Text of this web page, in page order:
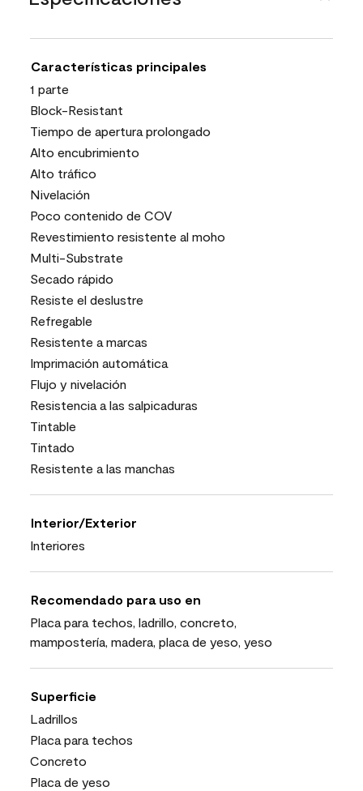
Características principales
1 parte
Block-Resistant
Tiempo de apertura prolongado
Alto encubrimiento
Alto tráfico
Nivelación
Poco contenido de COV
Revestimiento resistente al moho
Multi-Substrate
Secado rápido
Resiste el deslustre
Refregable
Resistente a marcas
Imprimación automática
Flujo y nivelación
Resistencia a las salpicaduras
Tintable
Tintado
Resistente a las manchas
Interior/Exterior
Interiores
Recomendado para uso en
Placa para techos, ladrillo, concreto,
mampostería, madera, placa de yeso, yeso
Superficie
Ladrillos
Placa para techos
Concreto
Placa de yeso